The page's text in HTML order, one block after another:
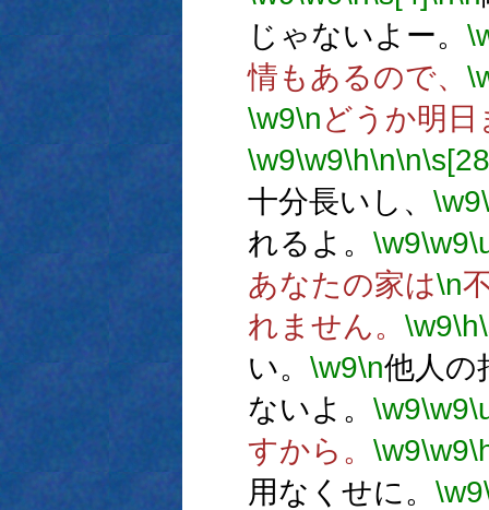
じゃないよー。
情もあるので、
\w9\nどうか明
\w9\w9\h\n\n
十分長いし、 \w9
れるよ。 \w9\w9
あなたの家は\n
れません。 \w9\h
い。 \w9\n他人の
ないよ。 \w9\w9
すから。 \w9\w9
用なくせに。 \w9